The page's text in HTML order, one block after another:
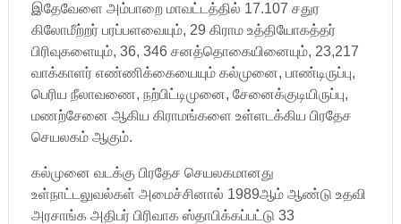
இதேவேளை அம்பாறை மாவட்டத்தில் 17.107 சதுர
கிலோமீற்றர் பரப்பளவையும், 29 கிராம உத்தியோகத்தர்
பிரிவுகளையும், 36, 346 சனத்தொகையினையும், 23,217
வாக்காளர் எண்ணிக்கையையும் கல்முனை, பாண்டிருப்பு,
பெரிய நீலாவணை, நற்பிட்டிமுனை, சேனைக்குடியிருப்பு,
மணற்சேனை ஆகிய கிராமங்களை உள்ளடக்கிய பிரதேச
செயலகம் ஆகும்.
கல்முனை வடக்கு பிரதேச செயலகமானது
உள்நாட்டலுவல்கள் அமைச்சினால் 1989ஆம் ஆண்டு உதவி
அரசாங்க அதிபர் பிரிவாக ஸ்தாபிக்கப்பட்டு 33